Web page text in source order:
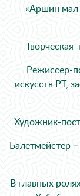
«Аршин мал
Режиссер-
искусств РТ,
Художник-
Балетмейстер
В главных